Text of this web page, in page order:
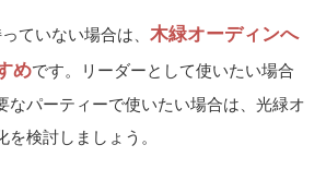
ていない場合は、木緑オーディンへ
めです。リーダーとして使いたい場合
なパーティーで使いたい場合は、光緑オ
検討しましょう。